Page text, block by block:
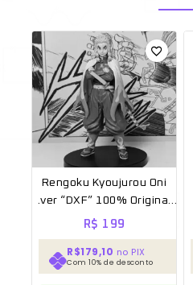
Rengoku Kyoujurou Oni
.ver “DXF” 100% Original
Sem caixa [BANPRESTO]
R$ 199
R$179,10 no PIX
Com 10% de desconto